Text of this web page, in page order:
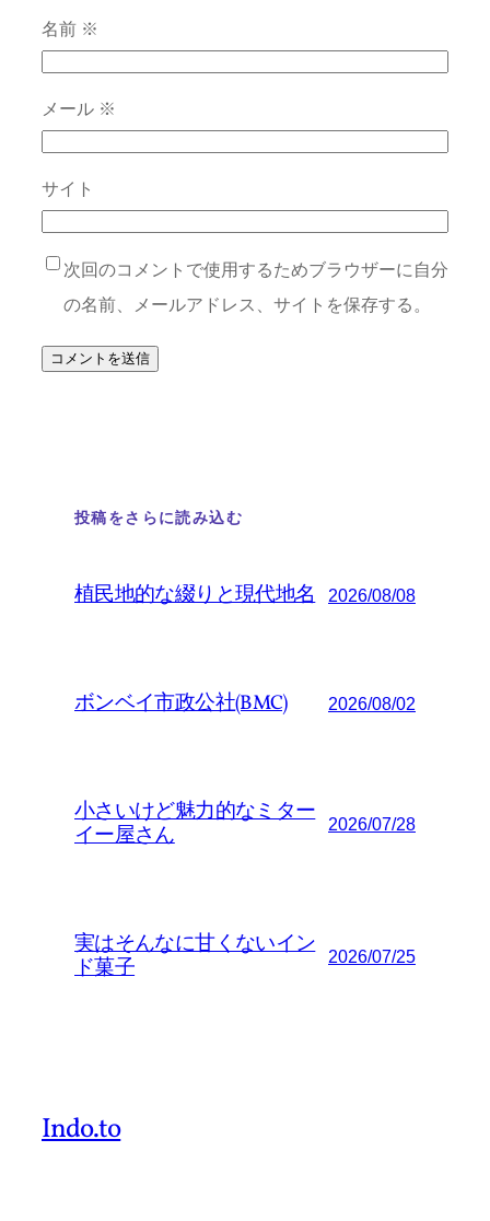
名前 ※
メール ※
サイト
次回のコメントで使用するためブラウザーに自分
の名前、メールアドレス、サイトを保存する。
投稿をさらに読み込む
植民地的な綴りと現代地名 2026/08/08
ボンベイ市政公社(BMC) 2026/08/02
小さいけど魅力的なミター
イー屋さん
2026/07/28
実はそんなに甘くないイン
ド菓子
2026/07/25
Indo.to